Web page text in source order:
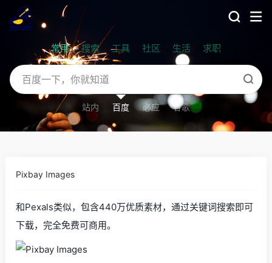
常用 搜索 工具 社区 生活 求职
站内 百度 必应 谷歌
Pixbay Images
和Pexals类似，包含440万优质素材，通过关键词搜索即可
下载，完全免费可商用。